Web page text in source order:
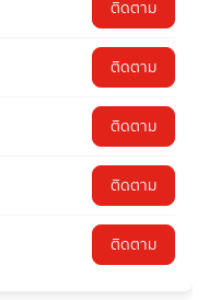
ติดตาม
ติดตาม
ติดตาม
ติดตาม
ติดตาม